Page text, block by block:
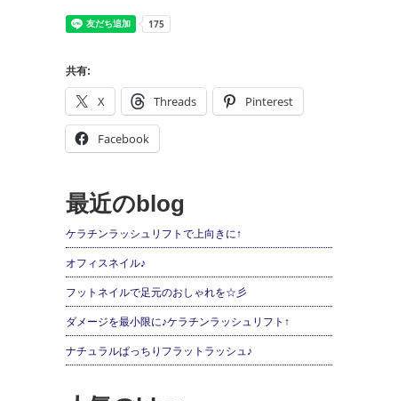
共有:
X Threads Pinterest
Facebook
最近のblog
ケラチンラッシュリフトで上向きに↑
オフィスネイル♪
フットネイルで足元のおしゃれを☆彡
ダメージを最小限に♪ケラチンラッシュリフト↑
ナチュラルぱっちりフラットラッシュ♪